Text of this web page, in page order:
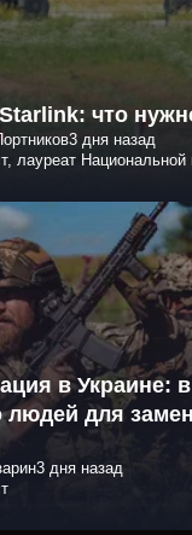
что
3 дня назад
лауреат Национальной
в Украине:
людей для
3 дня назад